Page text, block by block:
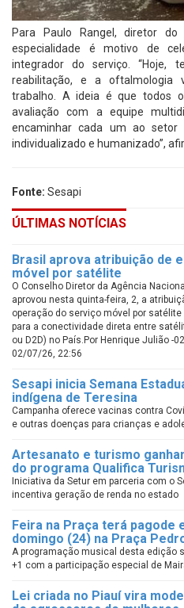
Para Paulo Rangel, diretor
especialidade é motivo de
integrador do serviço. “Hoje,
reabilitação, e a oftalmologia
trabalho. A ideia é que todos
avaliação com a equipe
encaminhar cada um ao setor
individualizado e humanizado”,
Fonte: Sesapi
ÚLTIMAS NOTÍCIAS
Brasil aprova atribuição de
móvel por satélite
O Conselho Diretor da Agência
aprovou nesta quinta-feira, 2, a
operação do serviço móvel por
para a conectividade direta entre
ou D2D) no País.Por Henrique Julião -
02/07/26, 22:56
Sesapi inicia Semana
indígena de Teresina
Campanha oferece vacinas contra
e outras doenças para crianças e
Artesanato e turismo
do programa Qualifica
Iniciativa da Setur em parceria com o
incentiva geração de renda no estado
Feira na Praça terá pagode
domingo (24) na Praça
A programação musical desta edição
+1 com a participação especial de
Lei criada no Piauí vira